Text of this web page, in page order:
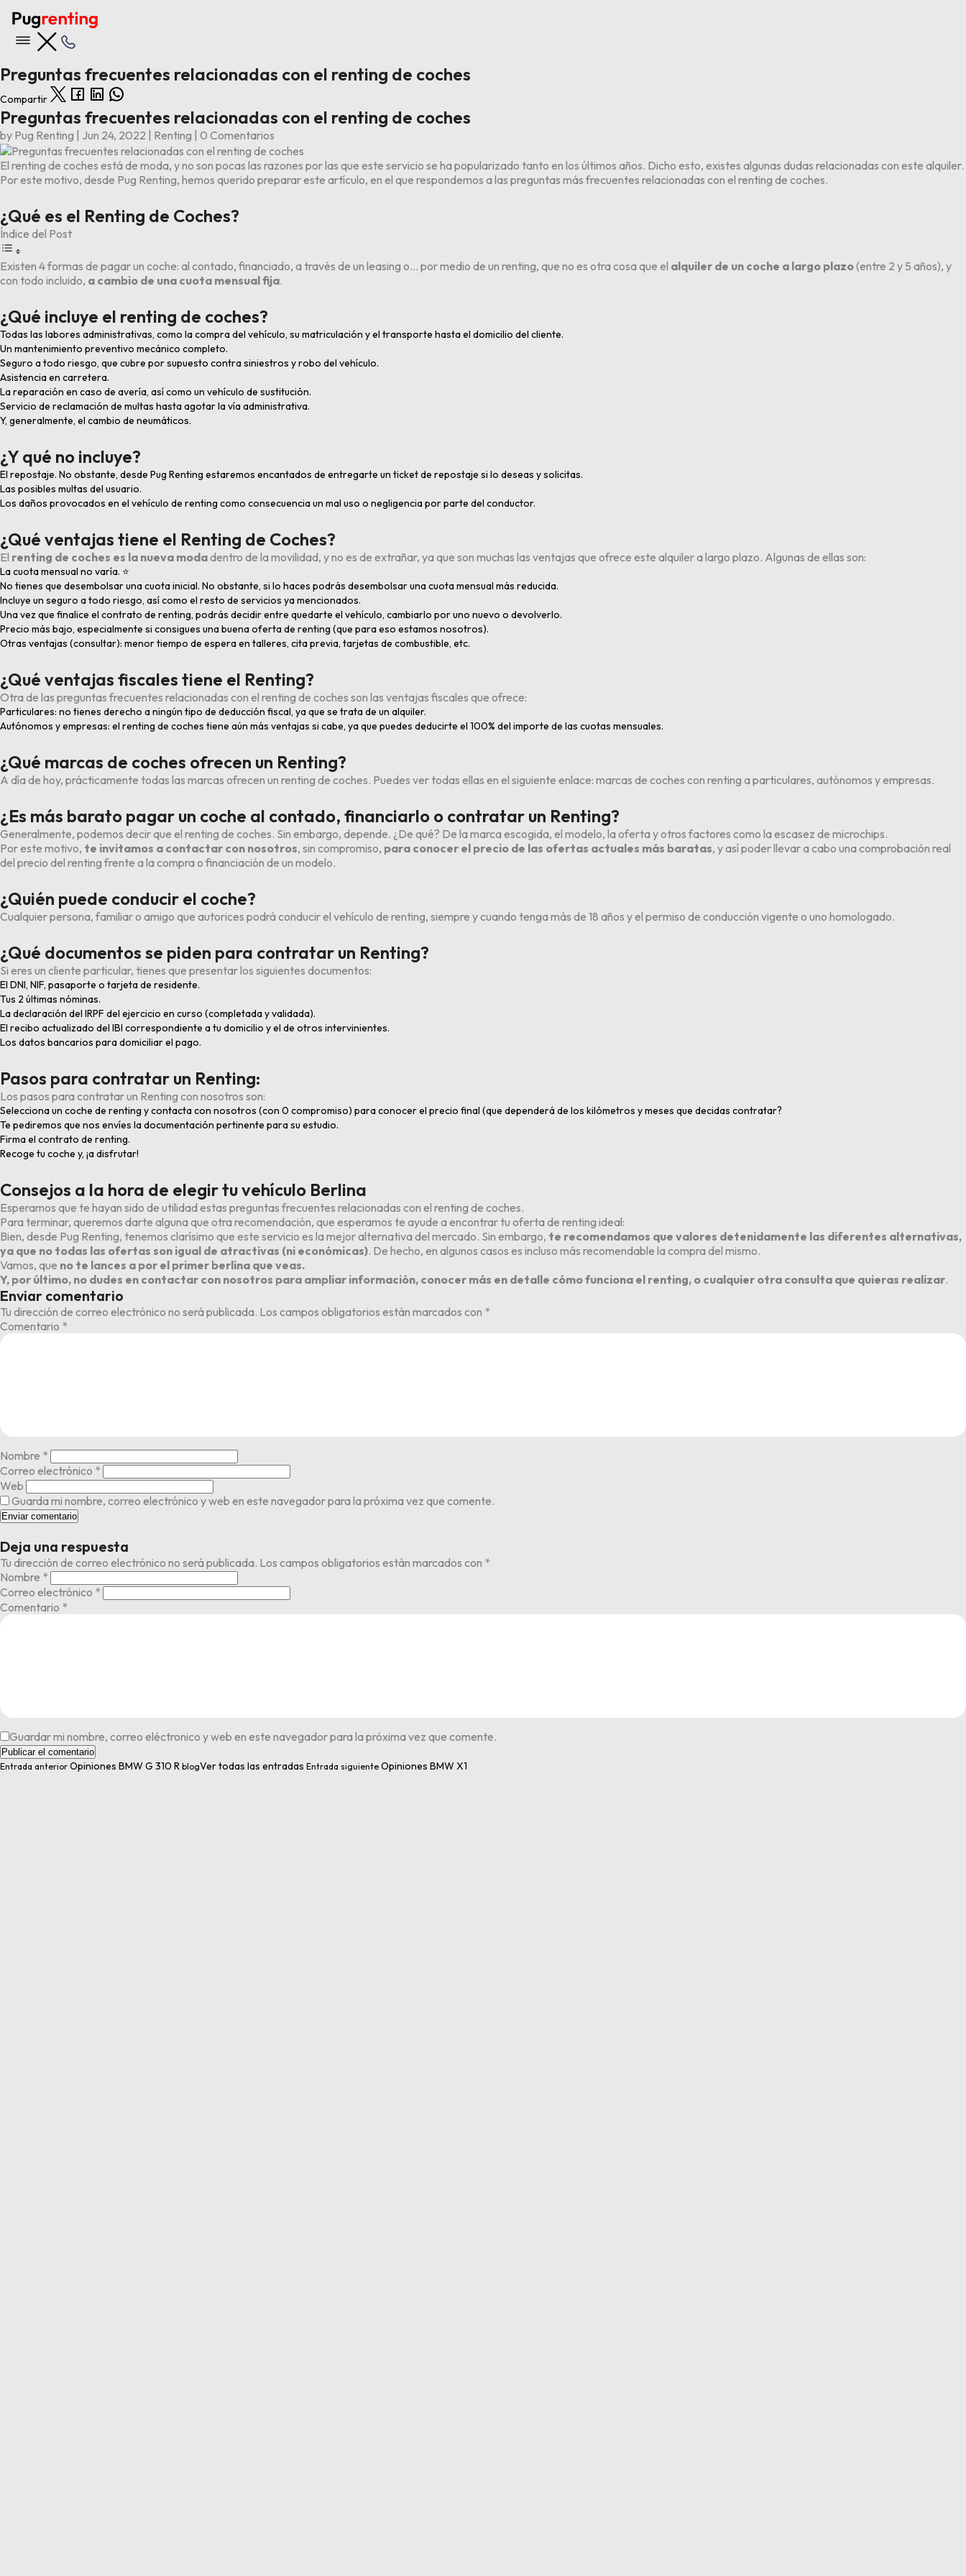
Preguntas frecuentes relacionadas con el renting de coches
Nuestras ofertas
Ver todas las ofertas
Últimas 5 entradas del blog
Opiniones BYD Tang
Los 4 problemas y averías principales del BMW X1
Los 6 problemas y averías principales del Audi A3
Opiniones Volkswagen ID.3
Compartir
Preguntas frecuentes relacionadas con el renting de coches
by Pug Renting Jun 24, 2022 Renting 0 Comentarios
El renting de coches está de moda, y no son pocas las razones por las que este servicio se ha popularizado tanto en los últimos años. Dicho esto, existes algunas dudas relacionadas con este alquiler.
Por este motivo, desde Pug Renting, hemos querido preparar este artículo, en el que respondemos a las preguntas más frecuentes relacionadas con el renting de coches.
¿Qué es el Renting de Coches?
Índice del Post
Existen 4 formas de pagar un coche: al contado, financiado, a través de un leasing o… por medio de un renting, que no es otra cosa que el alquiler de un coche a largo plazo(entre 2 y 5 años), y
con todo incluido, a cambio de una cuota mensual fija.
¿Qué incluye el renting de coches?
Todas las labores administrativas, como la compra del vehículo, su matriculación y el transporte hasta el domicilio del cliente.
Un mantenimiento preventivo mecánico completo.
Seguro a todo riesgo, que cubre por supuesto contra siniestros y robo del vehículo.
Asistencia en carretera.
La reparación en caso de avería, así como un vehículo de sustitución.
Servicio de reclamación de multas hasta agotar la vía administrativa.
Y, generalmente, el cambio de neumáticos.
¿Y qué no incluye?
El repostaje. No obstante, desde Pug Renting estaremos encantados de entregarte un ticket de repostaje si lo deseas y solicitas.
Las posibles multas del usuario.
Los daños provocados en el vehículo de renting como consecuencia un mal uso o negligencia por parte del conductor.
¿Qué ventajas tiene el Renting de Coches?
El renting de coches es la nueva modadentro de la movilidad, y no es de extrañar, ya que son muchas las ventajas que ofrece este alquiler a largo plazo. Algunas de ellas son:
La cuota mensual no varía. ⭐
No tienes que desembolsar una cuota inicial. No obstante, si lo haces podrás desembolsar una cuota mensual más reducida.
Incluye un seguro a todo riesgo, así como el resto de servicios ya mencionados.
Una vez que finalice el contrato de renting, podrás decidir entre quedarte el vehículo, cambiarlo por uno nuevo o devolverlo.
Precio más bajo, especialmente si consigues una buena oferta de renting (que para eso estamos nosotros).
Otras ventajas (consultar): menor tiempo de espera en talleres, cita previa, tarjetas de combustible, etc.
¿Qué ventajas fiscales tiene el Renting?
Otra de las preguntas frecuentes relacionadas con el renting de coches son las ventajas fiscales que ofrece:
Particulares: no tienes derecho a ningún tipo de deducción fiscal, ya que se trata de un alquiler.
Autónomos y empresas: el renting de coches tiene aún más ventajas si cabe, ya que puedes deducirte el 100% del importe de las cuotas mensuales.
¿Qué marcas de coches ofrecen un Renting?
A día de hoy, prácticamente todas las marcas ofrecen un renting de coches. Puedes ver todas ellas en el siguiente enlace: marcas de coches con renting a particulares, autónomos y empresas.
¿Es más barato pagar un coche al contado, financiarlo o contratar un Renting?
Generalmente, podemos decir que el renting de coches. Sin embargo, depende. ¿De qué? De la marca escogida, el modelo, la oferta y otros factores como la escasez de microchips.
Por este motivo, te invitamos a contactar con nosotros, sin compromiso, para conocer el precio de las ofertas actuales más baratas, y así poder llevar a cabo una comprobación real
del precio del renting frente a la compra o financiación de un modelo.
¿Quién puede conducir el coche?
Cualquier persona, familiar o amigo que autorices podrá conducir el vehículo de renting, siempre y cuando tenga más de 18 años y el permiso de conducción vigente o uno homologado.
¿Qué documentos se piden para contratar un Renting?
Si eres un cliente particular, tienes que presentar los siguientes documentos:
El DNI, NIF, pasaporte o tarjeta de residente.
Tus 2 últimas nóminas.
La declaración del IRPF del ejercicio en curso (completada y validada).
El recibo actualizado del IBI correspondiente a tu domicilio y el de otros intervinientes.
Los datos bancarios para domiciliar el pago.
Pasos para contratar un Renting:
Los pasos para contratar un Renting con nosotros son:
Selecciona un coche de renting y contacta con nosotros (con 0 compromiso) para conocer el precio final (que dependerá de los kilómetros y meses que decidas contratar?
Te pediremos que nos envíes la documentación pertinente para su estudio.
Firma el contrato de renting.
Recoge tu coche y, ¡a disfrutar!
Consejos a la hora de elegir tu vehículo Berlina
Esperamos que te hayan sido de utilidad estas preguntas frecuentes relacionadas con el renting de coches.
Para terminar, queremos darte alguna que otra recomendación, que esperamos te ayude a encontrar tu oferta de renting ideal:
Bien, desde Pug Renting, tenemos clarísimo que este servicio es la mejor alternativa del mercado. Sin embargo, te recomendamos que valores detenidamente las diferentes alternativas,
ya que no todas las ofertas son igual de atractivas (ni económicas). De hecho, en algunos casos es incluso más recomendable la compra del mismo.
Vamos, que no te lances a por el primer berlina que veas.
Y, por último, no dudes en contactar con nosotros para ampliar información, conocer más en detalle cómo funciona el renting, o cualquier otra consulta que quieras realizar.
Enviar comentario
Tu dirección de correo electrónico no será publicada. Los campos obligatorios están marcados con *
Comentario *
Nombre *
Correo electrónico *
Web
Guarda mi nombre, correo electrónico y web en este navegador para la próxima vez que comente.
Deja una respuesta
Tu dirección de correo electrónico no será publicada. Los campos obligatorios están marcados con *
Nombre *
Correo electrónico *
Comentario *
Guardar mi nombre, correo eléctronico y web en este navegador para la próxima vez que comente.
Entrada anterior Opiniones BMW G 310 R blogVer todas las entradas Entrada siguiente Opiniones BMW X1